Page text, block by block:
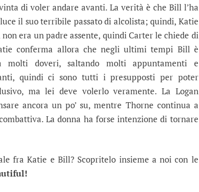
di voler andare avanti. La verità è che Bill l’ha
il suo terribile passato di alcolista; quindi, Katie
era un padre assente, quindi Carter le chiede di
conferma allora che negli ultimi tempi Bill è
molti doveri, saltando molti appuntamenti e
quindi ci sono tutti i presupposti per poter
ma lei deve volerlo veramente. La Logan
ancora un po’ su, mentre Thorne continua a
La donna ha forse intenzione di tornare
fra Katie e Bill? Scopritelo insieme a noi con le